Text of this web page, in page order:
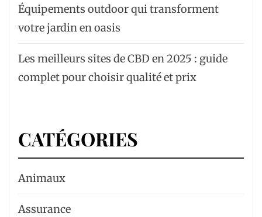
Équipements outdoor qui transforment
votre jardin en oasis
Les meilleurs sites de CBD en 2025 : guide
complet pour choisir qualité et prix
CATÉGORIES
Animaux
Assurance